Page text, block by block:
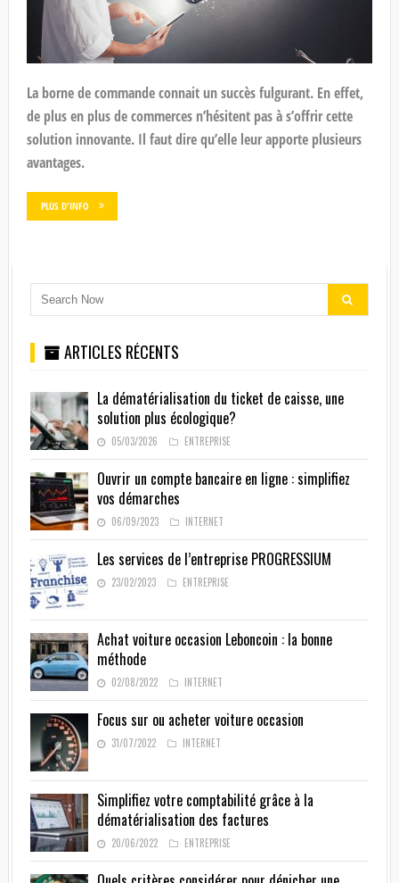
La borne de commande connait un succès fulgurant. En effet,
de plus en plus de commerces n’hésitent pas à s’offrir cette
solution innovante. Il faut dire qu’elle leur apporte plusieurs
avantages.
PLUS D'INFO
ARTICLES RÉCENTS
La dématérialisation du ticket de caisse, une
solution plus écologique?
05/03/2026 ENTREPRISE
Ouvrir un compte bancaire en ligne : simplifiez
vos démarches
06/09/2023 INTERNET
Les services de l’entreprise PROGRESSIUM
23/02/2023 ENTREPRISE
Achat voiture occasion Leboncoin : la bonne
méthode
02/08/2022 INTERNET
Focus sur ou acheter voiture occasion
31/07/2022 INTERNET
Simplifiez votre comptabilité grâce à la
dématérialisation des factures
20/06/2022 ENTREPRISE